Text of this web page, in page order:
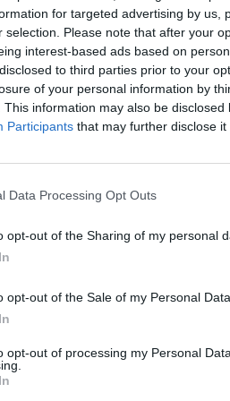
for targeted advertising by us,
selection. Please note that after your
interest-based ads based on
to third parties prior to your
of your personal information by
This information may also be
Participants that may further disclose it
Data Processing Opt Outs
opt-out of the Sharing of my personal
opt-out of the Sale of my Personal Data.
opt-out of processing my Personal
del concept,
Tester dei prodotti
e conduttore
per le sue
racconta
Mastrota: in
Giorgio
con la
prevede
e display, oltre a
e le properties